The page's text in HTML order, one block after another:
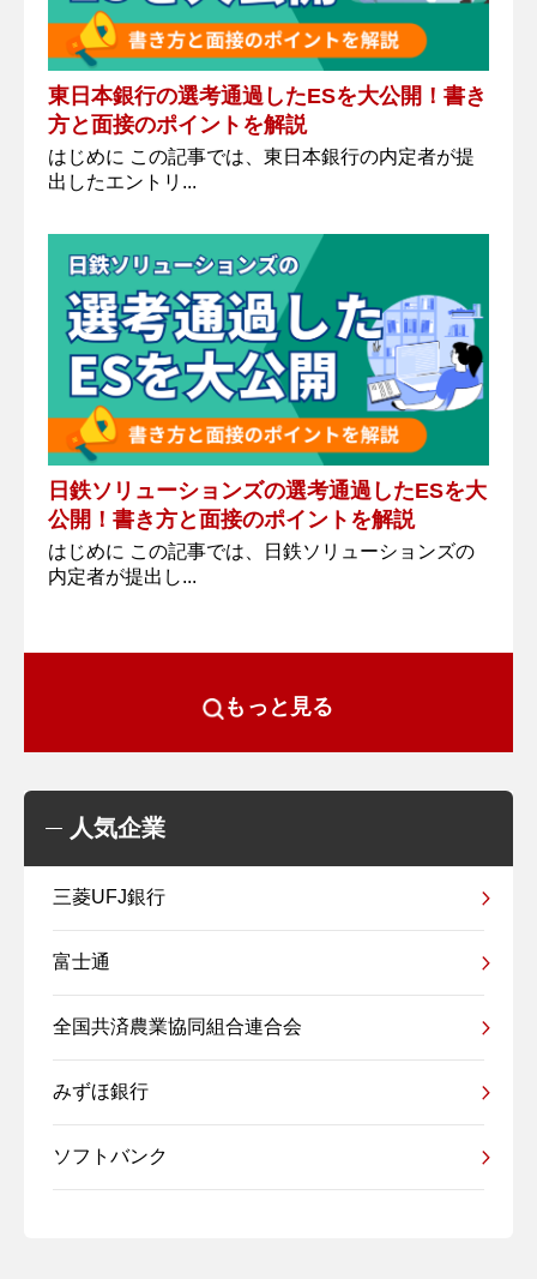
東日本銀行の選考通過したESを大公開！書き
方と面接のポイントを解説
はじめに この記事では、東日本銀行の内定者が提
出したエントリ...
日鉄ソリューションズの選考通過したESを大
公開！書き方と面接のポイントを解説
はじめに この記事では、日鉄ソリューションズの
内定者が提出し...
もっと見る
人気企業
三菱UFJ銀行
富士通
全国共済農業協同組合連合会
みずほ銀行
ソフトバンク